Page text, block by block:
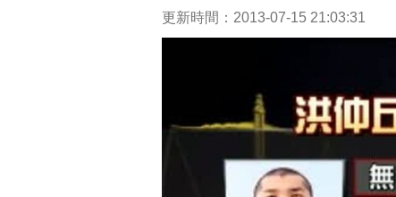
更新時間：2013-07-15 21:03:31